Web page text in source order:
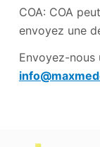
COA: COA
envoyez une
Envoyez-nous